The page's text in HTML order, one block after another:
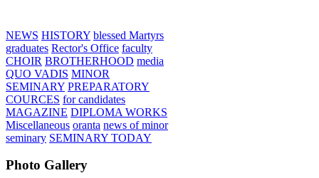
NEWS HISTORY blessed Martyrs
graduates Rector's Office faculty
CHOIR BROTHERHOOD media
QUO VADIS MINOR
SEMINARY PREPARATORY
COURCES for candidates
MAGAZINE DIPLOMA WORKS
Miscellaneous oranta news of minor
seminary SEMINARY TODAY
Photo Gallery